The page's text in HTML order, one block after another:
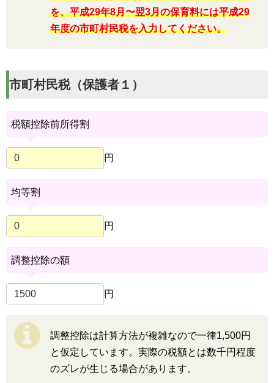
を、平成29年8月〜翌3月の保育料には平成29
年度の市町村民税を入力してください。
市町村民税（保護者１）
税額控除前所得割
円
均等割
円
調整控除の額
円
調整控除は計算方法が複雑なので一律1,500円
と仮定しています。実際の税額とは数千円程度
のズレが生じる場合があります。